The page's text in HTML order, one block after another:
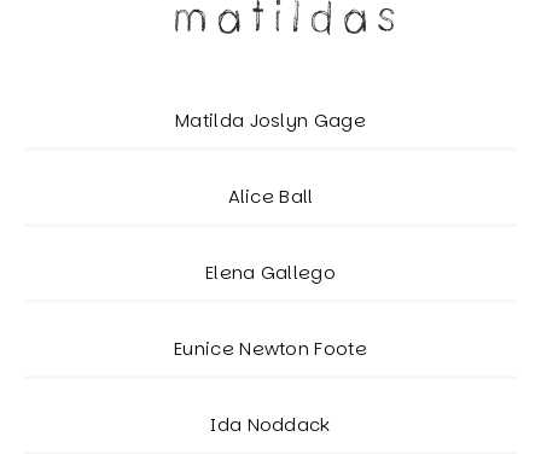
Matilda Joslyn Gage
Alice Ball
Elena Gallego
Eunice Newton Foote
Ida Noddack